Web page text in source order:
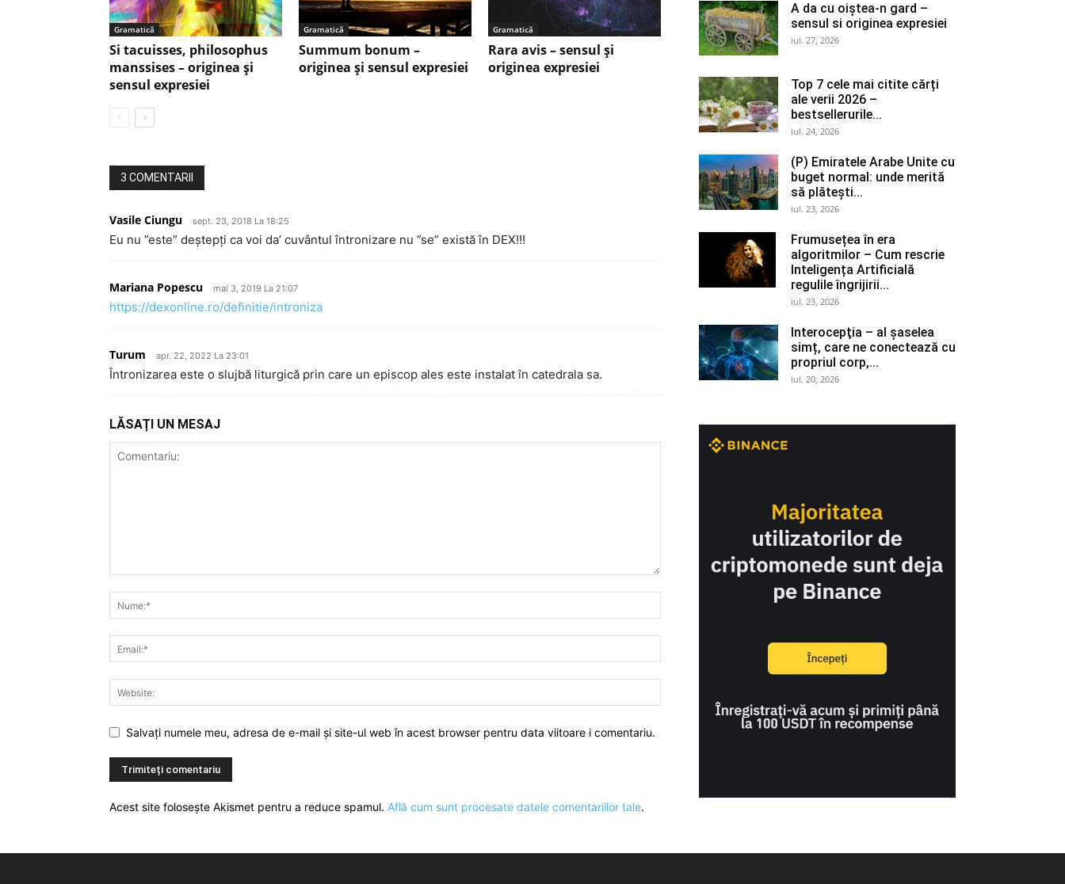
Gramatică
Si tacuisses, philosophus
manssises – originea şi
sensul expresiei
Gramatică
Summum bonum –
originea şi sensul expresiei
Gramatică
Rara avis – sensul şi
originea expresiei
3 COMENTARII
Vasile Ciungu sept. 23, 2018 La 18:25
Eu nu ”este” deștepți ca voi da’ cuvântul întronizare nu ”se” există în DEX!!!
Mariana Popescu mai 3, 2019 La 21:07
https://dexonline.ro/definitie/introniza
Turum apr. 22, 2022 La 23:01
Întronizarea este o slujbă liturgică prin care un episcop ales este instalat în catedrala sa.
LĂSAȚI UN MESAJ
Salvați numele meu, adresa de e-mail și site-ul web în acest browser pentru data viitoare i comentariu.
Acest site folosește Akismet pentru a reduce spamul. Află cum sunt procesate datele comentariilor tale.
A da cu oiștea-n gard –
sensul si originea expresiei
iul. 27, 2026
Top 7 cele mai citite cărți
ale verii 2026 –
bestsellerurile...
iul. 24, 2026
(P) Emiratele Arabe Unite cu
buget normal: unde merită
să plătești...
iul. 23, 2026
Frumusețea în era
algoritmilor – Cum rescrie
Inteligența Artificială
regulile îngrijirii...
iul. 23, 2026
Interocepţia – al șaselea
simț, care ne conectează cu
propriul corp,...
iul. 20, 2026